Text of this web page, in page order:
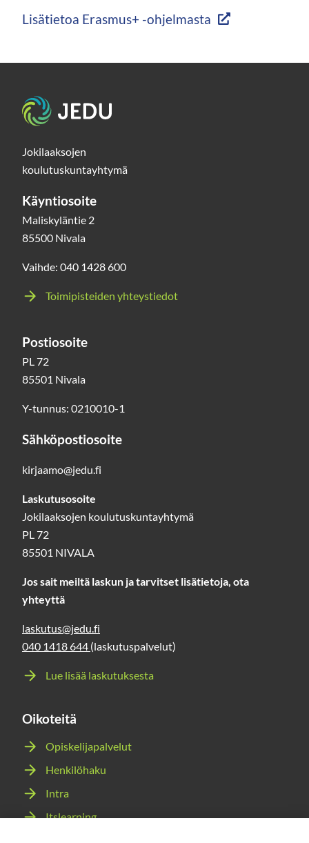
Lisätietoa Erasmus+ -ohjelmasta
Etusivu
Jokilaaksojen
koulutuskuntayhtymä
Käyntiosoite
Maliskyläntie 2
85500 Nivala
Vaihde: 040 1428 600
Toimipisteiden yhteystiedot
Postiosoite
PL 72
85501 Nivala
Y-tunnus: 0210010-1
Sähköpostiosoite
kirjaamo@jedu.fi
Laskutusosoite
Jokilaaksojen koulutuskuntayhtymä
PL 72
85501 NIVALA
Jos sait meiltä laskun ja tarvitset lisätietoja, ota
yhteyttä
laskutus@jedu.fi
040 1418 644 (laskutuspalvelut)
Lue lisää laskutuksesta
Oikoteitä
Opiskelijapalvelut
Henkilöhaku
Intra
Itslearning